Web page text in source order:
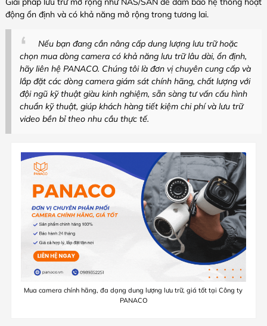
động ổn định và có khả năng mở rộng trong tương lai.
Nếu bạn đang cần nâng cấp dung lượng lưu trữ hoặc
chọn mua dòng camera có khả năng lưu trữ lâu dài, ổn định,
hãy liên hệ PANACO. Chúng tôi là đơn vị chuyên cung cấp và
lắp đặt các dòng camera giám sát chính hãng, chất lượng với
đội ngũ kỹ thuật giàu kinh nghiệm, sẵn sàng tư vấn cấu hình
chuẩn kỹ thuật, giúp khách hàng tiết kiệm chi phí và lưu trữ
video bền bỉ theo nhu cầu thực tế.
Mua camera chính hãng, đa dạng dung lượng lưu trữ, giá tốt tại Công ty
PANACO